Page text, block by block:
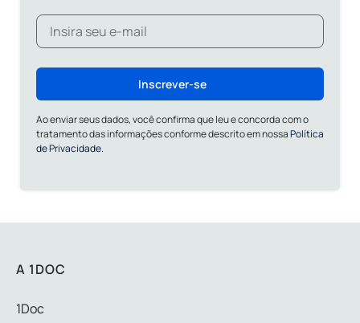
Inscrever-se
Ao enviar seus dados, você confirma que leu e concorda com o
tratamento das informações conforme descrito em nossaPolítica
de Privacidade.
A 1DOC
1Doc